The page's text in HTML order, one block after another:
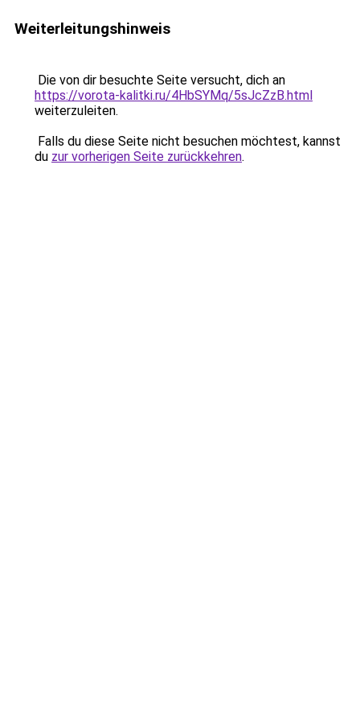
Weiterleitungshinweis
Die von dir besuchte Seite versucht, dich an
https://vorota-kalitki.ru/4HbSYMq/5sJcZzB.html
weiterzuleiten.
Falls du diese Seite nicht besuchen möchtest, kannst
du zur vorherigen Seite zurückkehren.